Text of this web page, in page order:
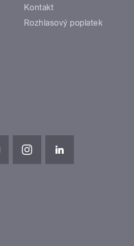
Kontakt
Rozhlasový poplatek